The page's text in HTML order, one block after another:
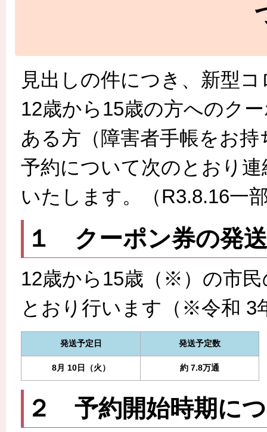
見出しの件につき、新型
12歳から15歳の方へのク
ある方（障害者手帳をお
予約について次のとおり
いたします。（R3.8.16一
１ クーポン券の発
12歳から15歳（※）の市
とおり行います（※令和 3
発送予定日 発送予定数
8月 10日（火） 約 7.8万通
２ 予約開始時期に